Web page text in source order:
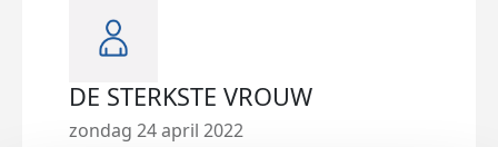
DE STERKSTE VROUW
zondag 24 april 2022